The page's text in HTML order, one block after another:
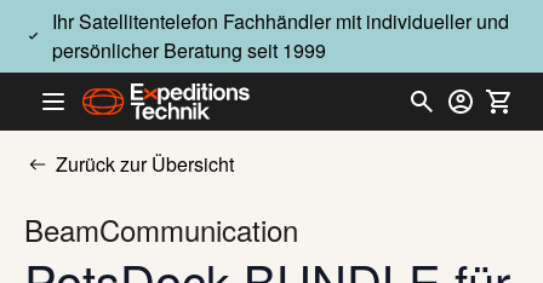
Direkt zum Inhalt
Ihr Satellitentelefon Fachhändler mit individueller und
persönlicher Beratung seit 1999
Zurück zur Übersicht
BeamCommunication